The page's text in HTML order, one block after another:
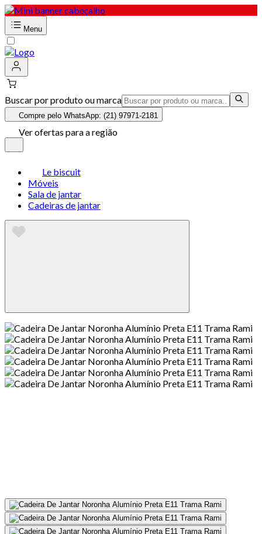
Menu
Buscar por produto ou marca
Compre pelo WhatsApp: (21) 97971-2181
Ver ofertas para a região
Le biscuit
Móveis
Sala de jantar
Cadeiras de jantar